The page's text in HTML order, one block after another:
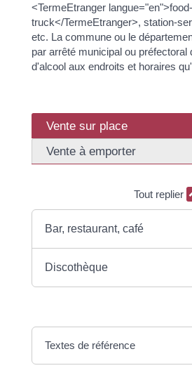
<TermeEtranger langue="en">food-
truck</TermeEtranger>, station-
etc. La commune ou le
par arrêté municipal ou préfectoral
d'alcool aux endroits et horaires
Vente sur place
Vente à emporter
Tout replier
Bar, restaurant, café
Discothèque
Textes de référence